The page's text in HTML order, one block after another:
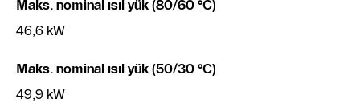
Maks. nominal ısıl yük (80/60 °C)
46,6 kW
Maks. nominal ısıl yük (50/30 °C)
49,9 kW